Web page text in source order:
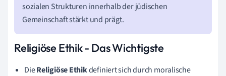
sozialen Strukturen innerhalb der jüdischen
Gemeinschaft stärkt und prägt.
Religiöse Ethik - Das Wichtigste
DieReligiöse Ethikdefiniert sich durch moralische